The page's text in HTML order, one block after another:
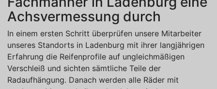
Achsvermessung durch
In einem ersten Schritt überprüfen unsere Mitarbeiter
unseres Standorts in Ladenburg mit ihrer langjährigen
Erfahrung die Reifenprofile auf ungleichmäßigen
Verschleiß und sichten sämtliche Teile der
Radaufhängung. Danach werden alle Räder mit